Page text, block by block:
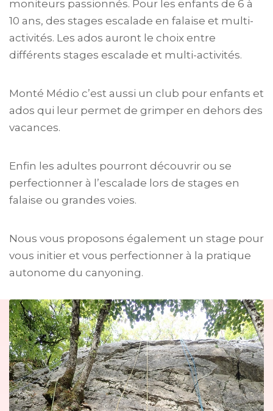
moniteurs passionnés. Pour les enfants de 6 à
10 ans, des stages escalade en falaise et multi-
activités. Les ados auront le choix entre
différents stages escalade et multi-activités.
Monté Médio c’est aussi un club pour enfants et
ados qui leur permet de grimper en dehors des
vacances.
Enfin les adultes pourront découvrir ou se
perfectionner à l’escalade lors de stages en
falaise ou grandes voies.
Nous vous proposons également un stage pour
vous initier et vous perfectionner à la pratique
autonome du canyoning.